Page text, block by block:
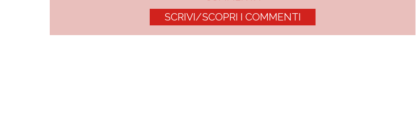
SCRIVI/SCOPRI I COMMENTI